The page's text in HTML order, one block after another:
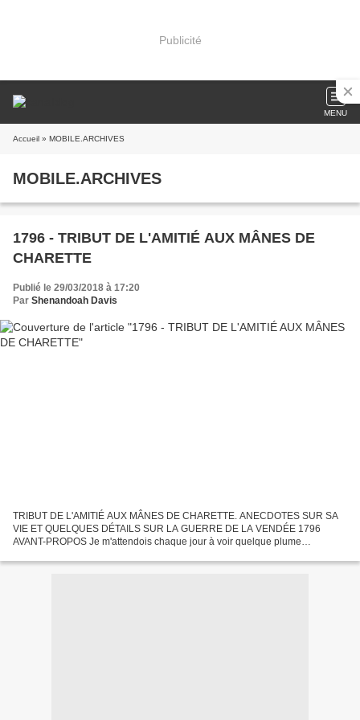
Publicité
MENU
Accueil » MOBILE.ARCHIVES
MOBILE.ARCHIVES
1796 - TRIBUT DE L'AMITIÉ AUX MÂNES DE
CHARETTE
Publié le 29/03/2018 à 17:20
Par Shenandoah Davis
TRIBUT DE L'AMITIÉ AUX MÂNES DE CHARETTE. ANECDOTES SUR SA
VIE ET QUELQUES DÉTAILS SUR LA GUERRE DE LA VENDÉE 1796
AVANT-PROPOS Je m'attendois chaque jour à voir quelque plume
notre...